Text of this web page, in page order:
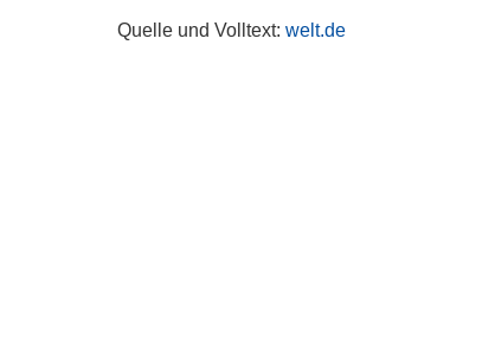
Quelle und Volltext:welt.de